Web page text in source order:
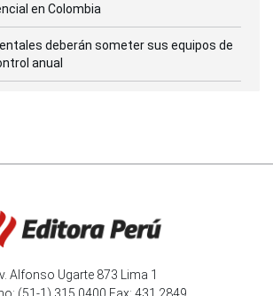
en Colombia
deberán someter sus equipos de
anual
Alfonso Ugarte 873 Lima 1
(51-1) 315 0400 Fax: 431 2849